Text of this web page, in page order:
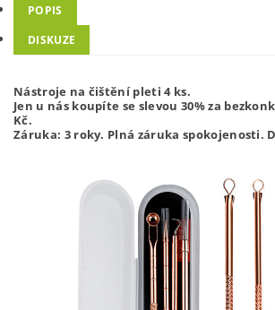
POPIS
DISKUZE
Nástroje na čištění pleti 4 ks.
Jen u nás koupíte se slevou 30% za
Kč.
Záruka: 3 roky. Plná záruka spokojenosti.